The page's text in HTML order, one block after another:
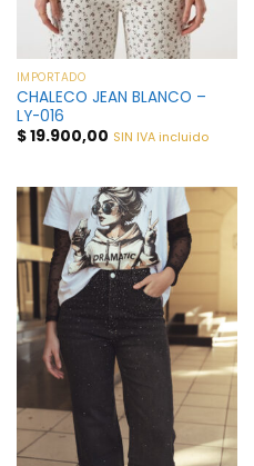
IMPORTADO
CHALECO JEAN BLANCO –
LY-016
$19.900,00 SIN IVA incluido